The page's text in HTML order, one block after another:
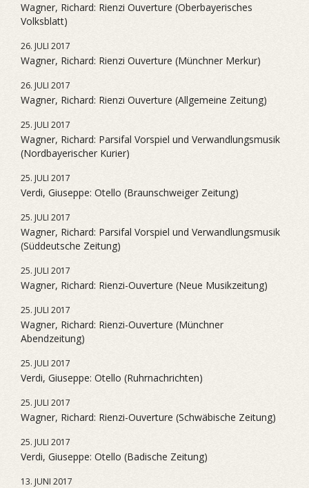
Wagner, Richard: Rienzi Ouverture (Oberbayerisches
Volksblatt)
26. JULI 2017
Wagner, Richard: Rienzi Ouverture (Münchner Merkur)
26. JULI 2017
Wagner, Richard: Rienzi Ouverture (Allgemeine Zeitung)
25. JULI 2017
Wagner, Richard: Parsifal Vorspiel und Verwandlungsmusik
(Nordbayerischer Kurier)
25. JULI 2017
Verdi, Giuseppe: Otello (Braunschweiger Zeitung)
25. JULI 2017
Wagner, Richard: Parsifal Vorspiel und Verwandlungsmusik
(Süddeutsche Zeitung)
25. JULI 2017
Wagner, Richard: Rienzi-Ouverture (Neue Musikzeitung)
25. JULI 2017
Wagner, Richard: Rienzi-Ouverture (Münchner
Abendzeitung)
25. JULI 2017
Verdi, Giuseppe: Otello (Ruhrnachrichten)
25. JULI 2017
Wagner, Richard: Rienzi-Ouverture (Schwäbische Zeitung)
25. JULI 2017
Verdi, Giuseppe: Otello (Badische Zeitung)
13. JUNI 2017